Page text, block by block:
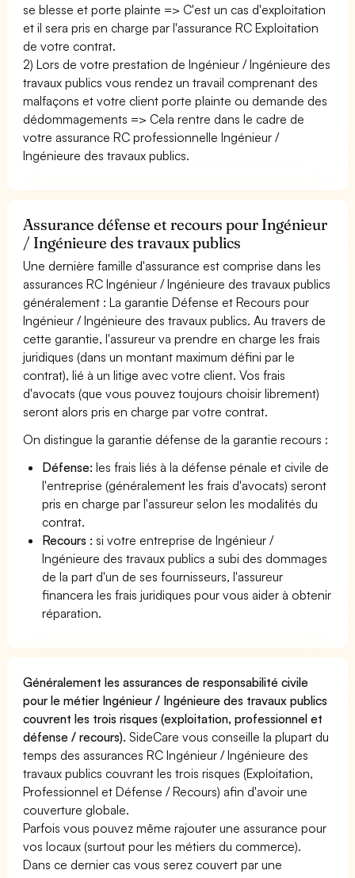
se blesse et porte plainte => C'est un cas d'exploitation
et il sera pris en charge par l'assurance RC Exploitation
de votre contrat.
2) Lors de votre prestation de Ingénieur / Ingénieure des
travaux publics vous rendez un travail comprenant des
malfaçons et votre client porte plainte ou demande des
dédommagements => Cela rentre dans le cadre de
votre assurance RC professionnelle Ingénieur /
Ingénieure des travaux publics.
Assurance défense et recours pour Ingénieur
/ Ingénieure des travaux publics
Une dernière famille d'assurance est comprise dans les
assurances RC Ingénieur / Ingénieure des travaux publics
généralement : La garantie Défense et Recours pour
Ingénieur / Ingénieure des travaux publics. Au travers de
cette garantie, l'assureur va prendre en charge les frais
juridiques (dans un montant maximum défini par le
contrat), lié à un litige avec votre client. Vos frais
d'avocats (que vous pouvez toujours choisir librement)
seront alors pris en charge par votre contrat.
On distingue la garantie défense de la garantie recours :
Défense: les frais liés à la défense pénale et civile de
l'entreprise (généralement les frais d'avocats) seront
pris en charge par l'assureur selon les modalités du
contrat.
Recours : si votre entreprise de Ingénieur /
Ingénieure des travaux publics a subi des dommages
de la part d'un de ses fournisseurs, l'assureur
financera les frais juridiques pour vous aider à obtenir
réparation.
Généralement les assurances de responsabilité civile
pour le métier Ingénieur / Ingénieure des travaux publics
couvrent les trois risques (exploitation, professionnel et
défense / recours). SideCare vous conseille la plupart du
temps des assurances RC Ingénieur / Ingénieure des
travaux publics couvrant les trois risques (Exploitation,
Professionnel et Défense / Recours) afin d'avoir une
couverture globale.
Parfois vous pouvez même rajouter une assurance pour
vos locaux (surtout pour les métiers du commerce).
Dans ce dernier cas vous serez couvert par une